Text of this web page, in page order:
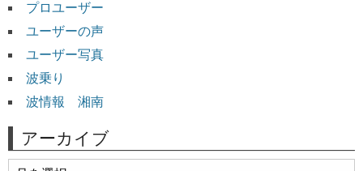
プロユーザー
ユーザーの声
ユーザー写真
波乗り
波情報 湘南
アーカイブ